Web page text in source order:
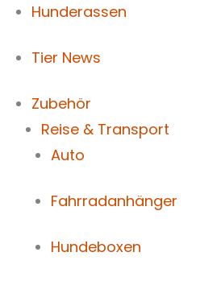
Hunderassen
Tier News
Zubehör
Reise & Transport
Auto
Fahrradanhänger
Hundeboxen